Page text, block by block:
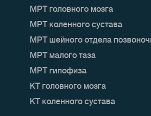
МРТ головного мозга
МРТ коленного сустава
МРТ шейного отдела
МРТ малого таза
МРТ гипофиза
КТ головного мозга
КТ коленного сустава